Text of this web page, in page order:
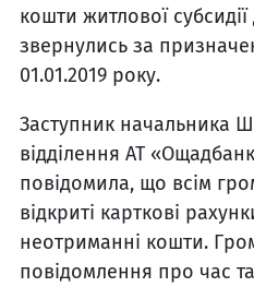
кошти житлової
звернулись за
01.01.2019 року.
Заступник начальника
відділення АТ
повідомила, що всім
відкриті карткові
неотриманні кошти.
повідомлення про час